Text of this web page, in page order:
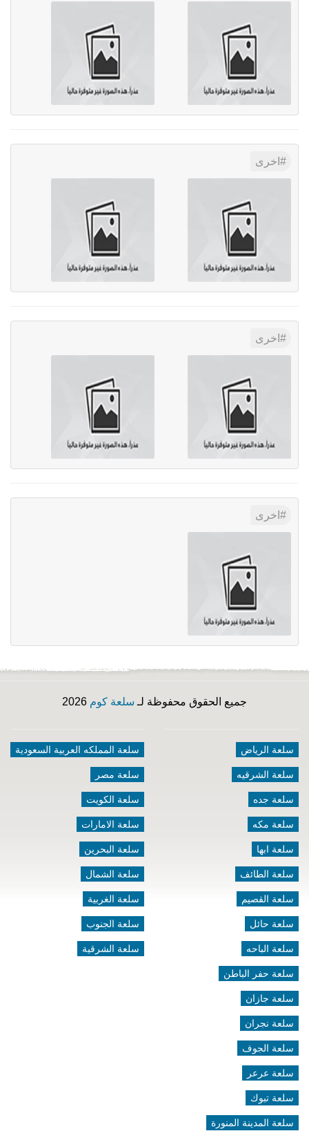
اخرى
اخرى
اخرى
جميع الحقوق محفوظة لـ سلعة كوم
سلعة الرياض
سلعة الشرقيه
سلعة جده
سلعة مكه
سلعة ابها
سلعة الطائف
سلعة القصيم
سلعة حائل
سلعة الباحه
سلعة حفر الباطن
سلعة جازان
سلعة نجران
سلعة الجوف
سلعة عرعر
سلعة تبوك
سلعة المدينة المنورة
سلعة المملكه العربية السعودية
سلعة مصر
سلعة الكويت
سلعة الامارات
سلعة البحرين
سلعة الشمال
سلعة الغربية
سلعة الجنوب
سلعة الشرقية